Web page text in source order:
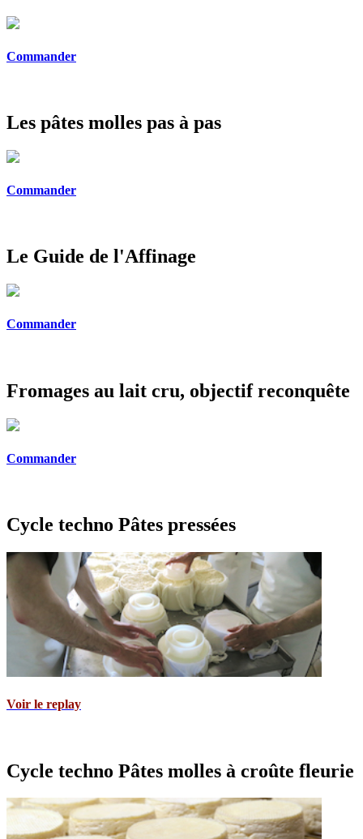
Commander
Les pâtes molles pas à pas
Commander
Le Guide de l'Affinage
Commander
Fromages au lait cru, objectif reconquête
Commander
Cycle techno Pâtes pressées
Voir le replay
Cycle techno Pâtes molles à croûte fleurie